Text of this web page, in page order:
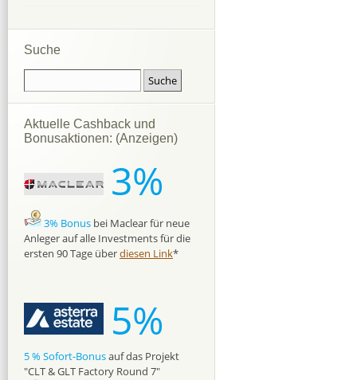
Suche
Aktuelle Cashback und
Bonusaktionen: (Anzeigen)
3%
3% Bonus bei Maclear für neue
Anleger auf alle Investments für die
ersten 90 Tage überdiesen Link*
5%
5 % Sofort-Bonusauf das Projekt
"CLT & GLT Factory Round 7"